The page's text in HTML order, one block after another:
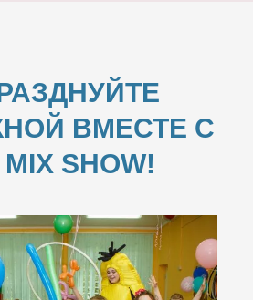
ВМЕСТЕ С
SHOW!